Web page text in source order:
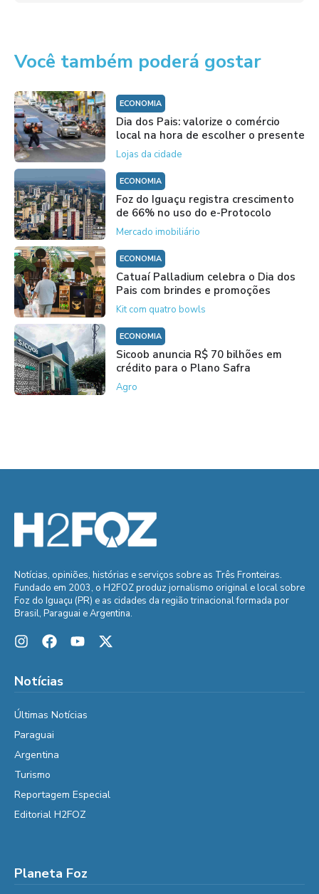
Você também poderá gostar
ECONOMIA
Dia dos Pais: valorize o comércio
local na hora de escolher o presente
Lojas da cidade
ECONOMIA
Foz do Iguaçu registra crescimento
de 66% no uso do e-Protocolo
Mercado imobiliário
ECONOMIA
Catuaí Palladium celebra o Dia dos
Pais com brindes e promoções
Kit com quatro bowls
ECONOMIA
Sicoob anuncia R$ 70 bilhões em
crédito para o Plano Safra
Agro
Notícias, opiniões, histórias e serviços sobre as Três Fronteiras.
Fundado em 2003, o H2FOZ produz jornalismo original e local sobre
Foz do Iguaçu (PR) e as cidades da região trinacional formada por
Brasil, Paraguai e Argentina.
Notícias
Últimas Notícias
Paraguai
Argentina
Turismo
Reportagem Especial
Editorial H2FOZ
Planeta Foz